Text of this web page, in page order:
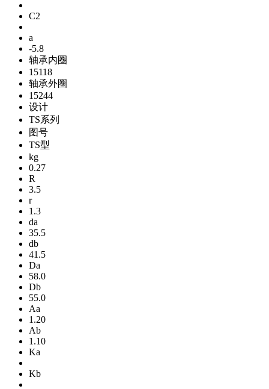
C2
a
-5.8
轴承内圈
15118
轴承外圈
15244
设计
TS系列
图号
TS型
kg
0.27
R
3.5
r
1.3
da
35.5
db
41.5
Da
58.0
Db
55.0
Aa
1.20
Ab
1.10
Ka
Kb